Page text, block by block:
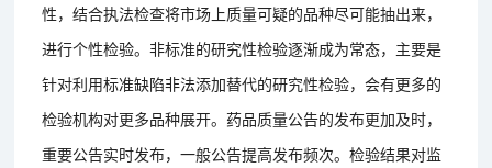
性，结合执法检查将市场上质量可疑的品种尽可能抽出来，
进行个性检验。非标准的研究性检验逐渐成为常态，主要是
针对利用标准缺陷非法添加替代的研究性检验，会有更多的
检验机构对更多品种展开。药品质量公告的发布更加及时，
重要公告实时发布，一般公告提高发布频次。检验结果对监